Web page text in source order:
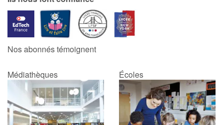
Les plus lus
Coups de coeur
Nos abonnés témoignent
Médiathèques Écoles